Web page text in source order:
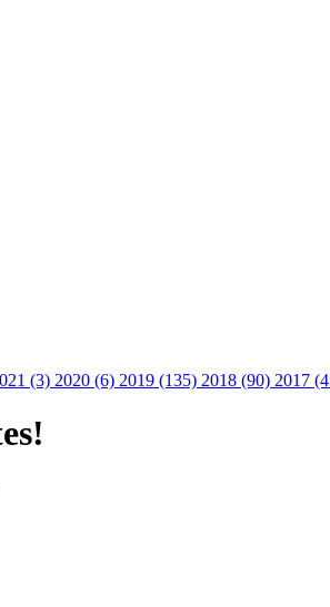
(3) 2020 (6) 2019 (135) 2018 (90) 2017